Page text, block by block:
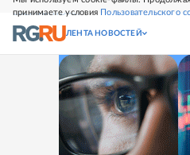
принимаете условия Пользовательского
СВЕЖИЙ НОМЕР
ЛЕНТА НОВОСТЕЙ